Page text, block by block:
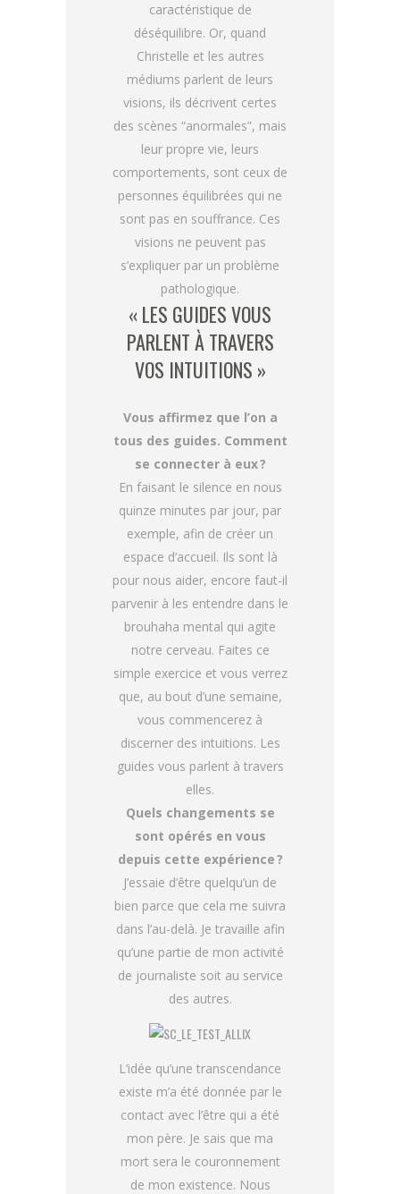
caractéristique de
déséquilibre. Or, quand
Christelle et les autres
médiums parlent de leurs
visions, ils décrivent certes
des scènes “anormales”, mais
leur propre vie, leurs
comportements, sont ceux de
personnes équilibrées qui ne
sont pas en souffrance. Ces
visions ne peuvent pas
s’expliquer par un problème
pathologique.
« LES GUIDES VOUS
PARLENT À TRAVERS
VOS INTUITIONS »
Vous affirmez que l’on a
tous des guides. Comment
se connecter à eux ?
En faisant le silence en nous
quinze minutes par jour, par
exemple, afin de créer un
espace d’accueil. Ils sont là
pour nous aider, encore faut-il
parvenir à les entendre dans le
brouhaha mental qui agite
notre cerveau. Faites ce
simple exercice et vous verrez
que, au bout d’une semaine,
vous commencerez à
discerner des intuitions. Les
guides vous parlent à travers
elles.
Quels changements se
sont opérés en vous
depuis cette expérience ?
J’essaie d’être quelqu’un de
bien parce que cela me suivra
dans l’au-delà. Je travaille afin
qu’une partie de mon activité
de journaliste soit au service
des autres.
L’idée qu’une transcendance
existe m’a été donnée par le
contact avec l’être qui a été
mon père. Je sais que ma
mort sera le couronnement
de mon existence. Nous